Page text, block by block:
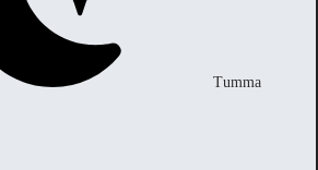
Tumma